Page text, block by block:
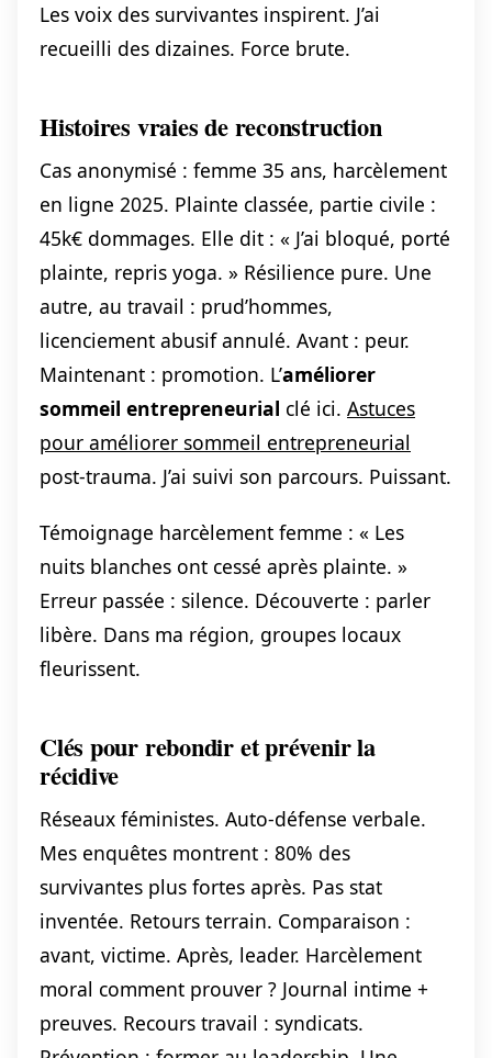
Les voix des survivantes inspirent. J’ai
recueilli des dizaines. Force brute.
Histoires vraies de reconstruction
Cas anonymisé : femme 35 ans, harcèlement
en ligne 2025. Plainte classée, partie civile :
45k€ dommages. Elle dit : « J’ai bloqué, porté
plainte, repris yoga. » Résilience pure. Une
autre, au travail : prud’hommes,
licenciement abusif annulé. Avant : peur.
Maintenant : promotion. L’améliorer
sommeil entrepreneurial clé ici. Astuces
pour améliorer sommeil entrepreneurial
post-trauma. J’ai suivi son parcours. Puissant.
Témoignage harcèlement femme : « Les
nuits blanches ont cessé après plainte. »
Erreur passée : silence. Découverte : parler
libère. Dans ma région, groupes locaux
fleurissent.
Clés pour rebondir et prévenir la
récidive
Réseaux féministes. Auto-défense verbale.
Mes enquêtes montrent : 80% des
survivantes plus fortes après. Pas stat
inventée. Retours terrain. Comparaison :
avant, victime. Après, leader. Harcèlement
moral comment prouver ? Journal intime +
preuves. Recours travail : syndicats.